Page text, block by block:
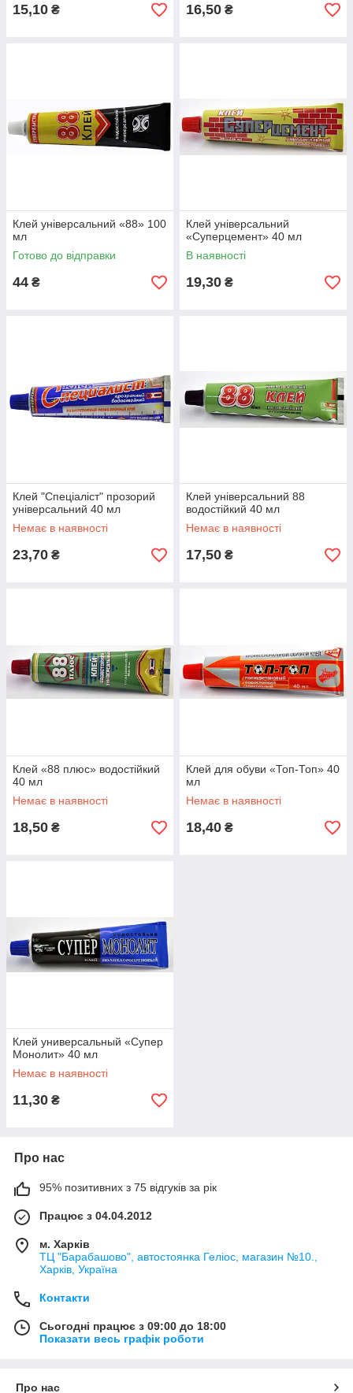
15,10 ₴ 16,50 ₴
Клей універсальний «88» 100
мл
Готово до відправки
44 ₴
Клей універсальний
«Суперцемент» 40 мл
В наявності
19,30 ₴
Клей "Спеціаліст" прозорий
універсальний 40 мл
Немає в наявності
23,70 ₴
Клей універсальний 88
водостійкий 40 мл
Немає в наявності
17,50 ₴
Клей «88 плюс» водостійкий
40 мл
Немає в наявності
18,50 ₴
Клей для обуви «Топ-Топ» 40
мл
Немає в наявності
18,40 ₴
Клей универсальный «Супер
Монолит» 40 мл
Немає в наявності
11,30 ₴
Про нас
95% позитивних з 75 відгуків за рік
Працює з 04.04.2012
м. Харків
ТЦ "Барабашово", автостоянка Геліос, магазин №10.,
Харків, Україна
Контакти
Сьогодні працює з 09:00 до 18:00
Показати весь графік роботи
Про нас